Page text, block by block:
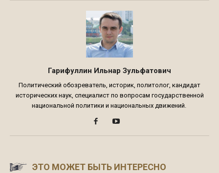
Гарифуллин Ильнар Зульфатович
Политический обозреватель, историк, политолог, кандидат
исторических наук, специалист по вопросам государственной
национальной политики и национальных движений.
ЭТО МОЖЕТ БЫТЬ ИНТЕРЕСНО